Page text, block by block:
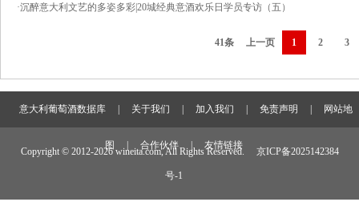
·沉醉意大利文艺的多姿多彩|20城经典意酒欢乐日学员专访（五）
41条 上一页 1 2 3
意大利葡萄酒数据库 关于我们 加入我们 免责声明 网站地
图 合作伙伴 友情链接
Copyright © 2012-2026 wineita.com, All Rights Reserved. 京ICP备2025142384
号-1